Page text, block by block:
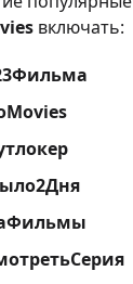
включать: